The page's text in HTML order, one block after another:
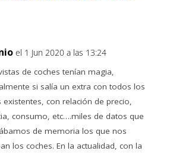
el 1 Jun 2020 a las 13:24
de coches tenían magia,
si salía un extra con todos los
existentes, con relación de precio,
consumo, etc….miles de datos que
de memoria los que nos
los coches. En la actualidad, con la